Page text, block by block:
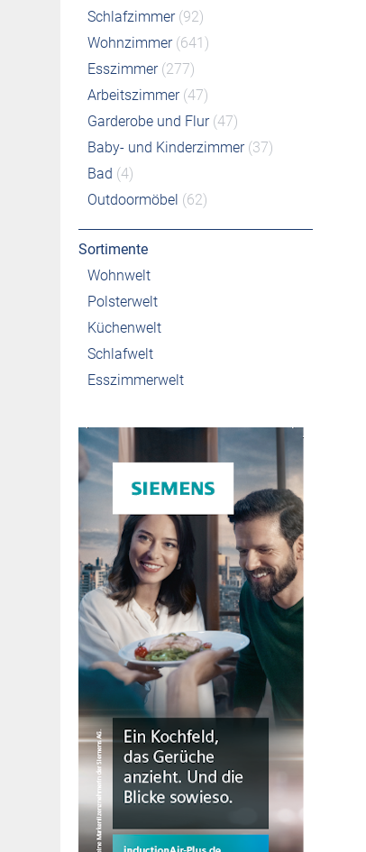
Schlafzimmer (92)
Wohnzimmer (641)
Esszimmer (277)
Arbeitszimmer (47)
Garderobe und Flur (47)
Baby- und Kinderzimmer (37)
Bad (4)
Outdoormöbel (62)
Sortimente
Wohnwelt
Polsterwelt
Küchenwelt
Schlafwelt
Esszimmerwelt